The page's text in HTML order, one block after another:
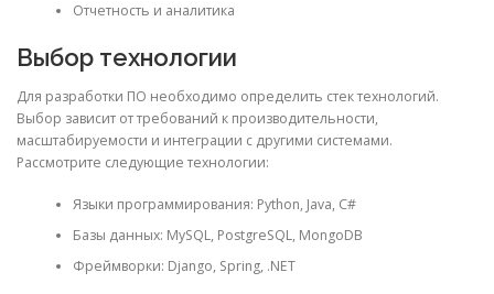
Отчетность и аналитика
Выбор технологии
Для разработки ПО необходимо определить стек технологий.
Выбор зависит от требований к производительности,
масштабируемости и интеграции с другими системами.
Рассмотрите следующие технологии:
Языки программирования: Python, Java, C#
Базы данных: MySQL, PostgreSQL, MongoDB
Фреймворки: Django, Spring, .NET